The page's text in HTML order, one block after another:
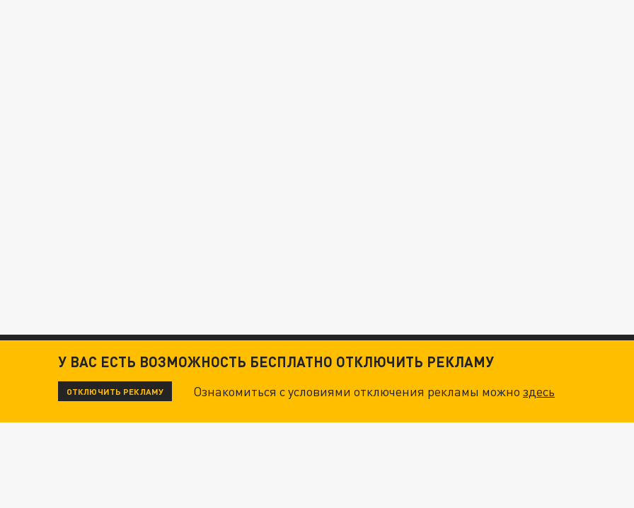
У ВАС ЕСТЬ ВОЗМОЖНОСТЬ БЕСПЛАТНО ОТКЛЮЧИТЬ РЕКЛАМУ
ОТКЛЮЧИТЬ РЕКЛАМУ Ознакомиться с условиями отключения рекламы можноздесь